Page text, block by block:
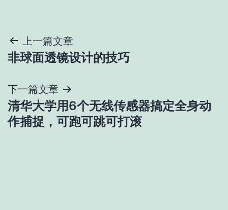
文
章
导
航
上一篇文章
非球面透镜设计的技巧
下一篇文章
清华大学用6个无线传感器搞定全身动
作捕捉，可跑可跳可打滚